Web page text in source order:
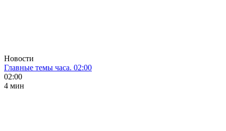
Новости
Главные темы часа. 02:00
02:00
4 мин